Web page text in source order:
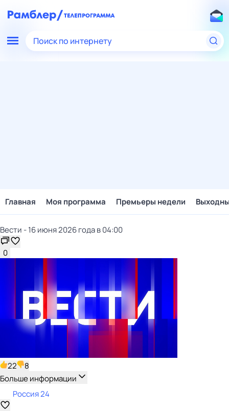
Поиск по интернету
Главная Моя программа Премьеры недели
Вести - 16 июня 2026 года в 04:00
0
22
8
Больше информации
Россия 24